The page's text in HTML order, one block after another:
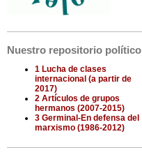
Nuestro repositorio político
1 Lucha de clases
internacional (a partir de
2017)
2 Artículos de grupos
hermanos (2007-2015)
3 Germinal-En defensa del
marxismo (1986-2012)